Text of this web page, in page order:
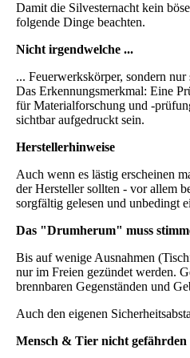
Damit die Silvesternacht kein
folgende Dinge beachten.
Nicht irgendwelche ...
... Feuerwerkskörper, sondern
Das Erkennungsmerkmal: Eine
für Materialforschung und -
sichtbar aufgedruckt sein.
Herstellerhinweise
Auch wenn es lästig erscheinen
der Hersteller sollten - vor allem
sorgfältig gelesen und unbedingt
Das "Drumherum" muss
Bis auf wenige Ausnahmen
nur im Freien gezündet werden.
brennbaren Gegenständen und
Auch den eigenen
Mensch & Tier nicht gefährden